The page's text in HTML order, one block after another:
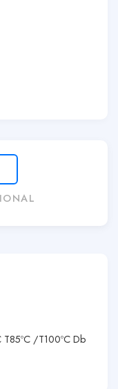
T85ºC /T100ºC Db